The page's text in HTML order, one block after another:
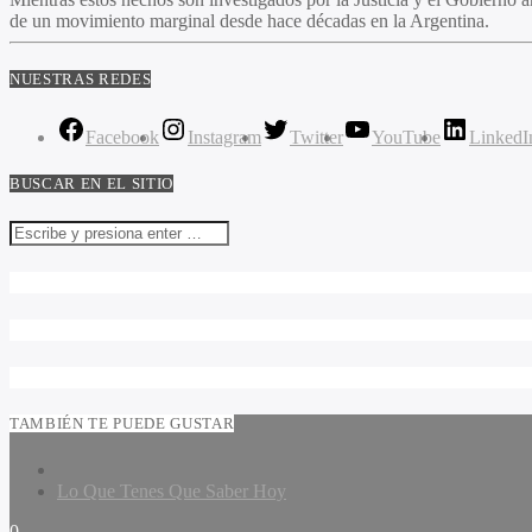
de un movimiento marginal desde hace décadas en la Argentina.
NUESTRAS REDES
Facebook Instagram Twitter YouTube
BUSCAR EN EL SITIO
TAMBIÉN TE PUEDE GUSTAR
Lo Que Tenes Que Saber Hoy